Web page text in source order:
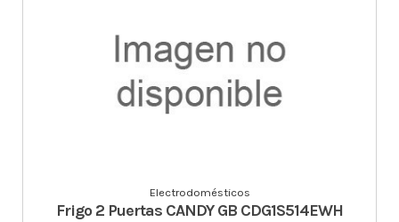
Electrodomésticos
Frigo 2 Puertas CANDY GB CDG1S514EWH